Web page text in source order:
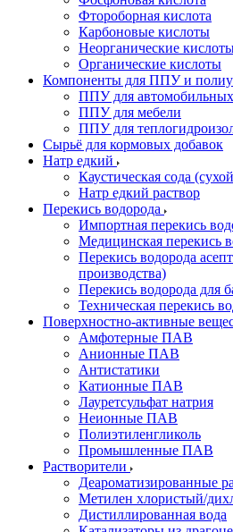
Фтороборная кислота
Карбоновые кислоты
Неорганические
Органические кислоты
Компоненты для ППУ и
ППУ для
ППУ для мебели
ППУ для
Сырьё для кормовых добавок
Натр едкий
Каустическая сода
Натр едкий раствор
Перекись водорода
Импортная перекись
Медицинская перекись
Перекись водорода
производства)
Перекись водорода для
Техническая перекись
Поверхностно-активные
Амфотерные ПАВ
Анионные ПАВ
Антистатики
Катионные ПАВ
Лауретсульфат натрия
Неионные ПАВ
Полиэтиленгликоль
Промышленные ПАВ
Растворители
Деароматизированные
Метилен хлористый/
Дистиллированная вода